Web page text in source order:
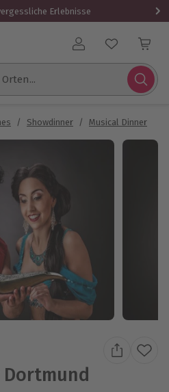
Erlebnisse
Benutzerkonto
/ Showdinner / Musical Dinner